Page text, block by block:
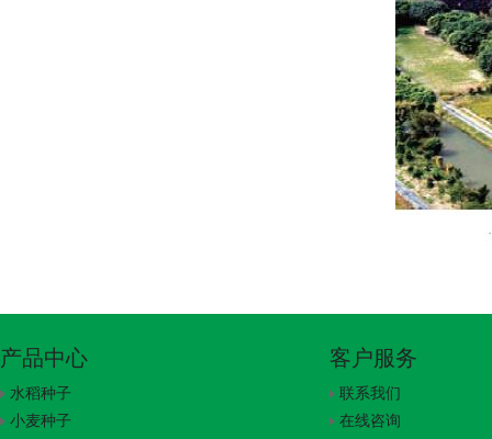
产品中心
水稻种子
小麦种子
客户服务
联系我们
在线咨询